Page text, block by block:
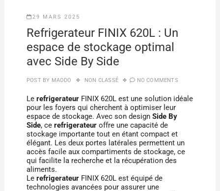
29 MARS 2025
Refrigerateur FINIX 620L : Un
espace de stockage optimal
avec Side By Side
POST BY MAODO NON CLASSÉ NO COMMENTS
Le refrigerateurFINIX 620L est une solution idéale
pour les foyers qui cherchent à optimiser leur
espace de stockage. Avec son design Side By
Side, ce refrigerateuroffre une capacité de
stockage importante tout en étant compact et
élégant. Les deux portes latérales permettent un
accès facile aux compartiments de stockage, ce
qui facilite la recherche et la récupération des
aliments.
Le refrigerateurFINIX 620L est équipé de
technologies avancées pour assurer une